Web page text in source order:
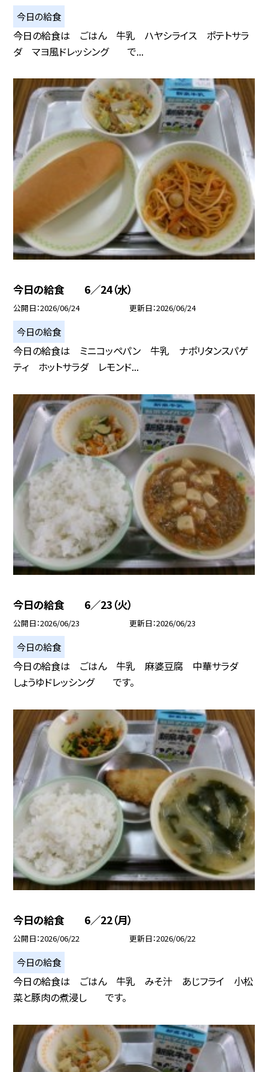
今日の給食
今日の給食は ごはん 牛乳 ハヤシライス ポテトサラ
ダ マヨ風ドレッシング で...
今日の給食 6／24（水）
公開日 2026/06/24 更新日 2026/06/24
今日の給食
今日の給食は ミニコッペパン 牛乳 ナポリタンスパゲ
ティ ホットサラダ レモンド...
今日の給食 6／23（火）
公開日 2026/06/23 更新日 2026/06/23
今日の給食
今日の給食は ごはん 牛乳 麻婆豆腐 中華サラダ
しょうゆドレッシング です。
今日の給食 6／22（月）
公開日 2026/06/22 更新日 2026/06/22
今日の給食
今日の給食は ごはん 牛乳 みそ汁 あじフライ 小松
菜と豚肉の煮浸し です。